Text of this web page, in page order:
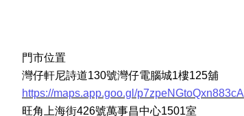
門市位置
灣仔軒尼詩道130號灣仔電腦城1樓125舖
https://maps.app.goo.gl/p7zpeNGtoQxn883cA
旺角上海街426號萬事昌中心1501室